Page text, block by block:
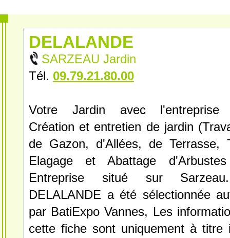
DELALANDE
SARZEAU Jardin
Tél. 09.79.21.80.00
Votre Jardin avec l'entreprise
Création et entretien de jardin
de Gazon, d'Allées, de Terrasse,
Elagage et Abattage
Entreprise situé sur
DELALANDE a été sélectionnée
par BatiExpo Vannes, Les
cette fiche sont uniquement à titre